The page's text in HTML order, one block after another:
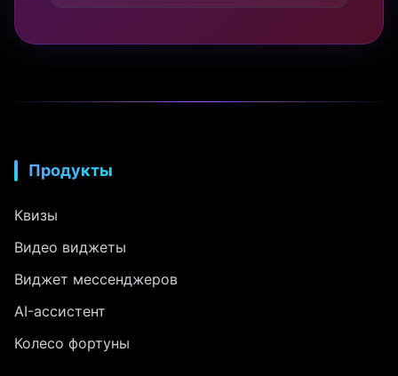
Продукты
Квизы
Видео виджеты
Виджет мессенджеров
AI-ассистент
Колесо фортуны